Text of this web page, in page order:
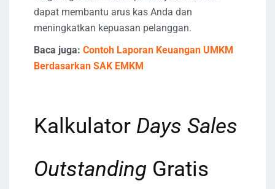
dapat membantu arus kas Anda dan
meningkatkan kepuasan pelanggan.
Baca juga: Contoh Laporan Keuangan UMKM
Berdasarkan SAK EMKM
Kalkulator Days Sales
Outstanding Gratis